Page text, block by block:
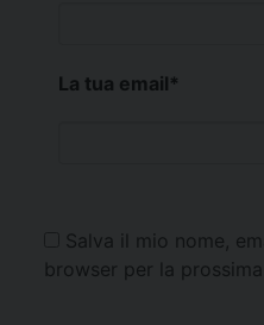
La tua email*
Salva il mio nome,
browser per la